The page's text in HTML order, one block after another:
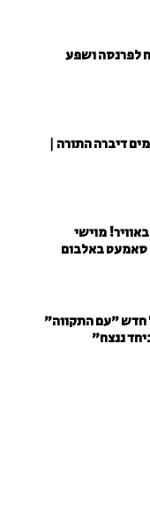
לפרנסה ושפע
דיברה התורה |
באוויר! מוישי
סאמעט באלבום
חדש ״עם התקווה״
ננצח"